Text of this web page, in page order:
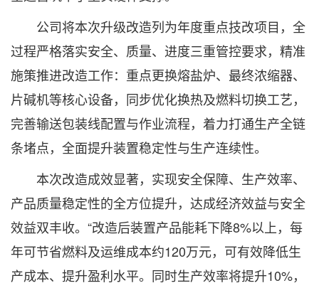
公司将本次升级改造列为年度重点技改项目，全
过程严格落实安全、质量、进度三重管控要求，精准
施策推进改造工作：重点更换熔盐炉、最终浓缩器、
片碱机等核心设备，同步优化换热及燃料切换工艺，
完善输送包装线配置与作业流程，着力打通生产全链
条堵点，全面提升装置稳定性与生产连续性。
本次改造成效显著，实现安全保障、生产效率、
产品质量稳定性的全方位提升，达成经济效益与安全
效益双丰收。“改造后装置产品能耗下降8%以上，每
年可节省燃料及运维成本约120万元，可有效降低生
产成本、提升盈利水平。同时生产效率将提升10%，